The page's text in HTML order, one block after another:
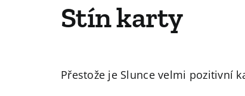
Stín karty
Přestože je Slunce velmi pozitivní